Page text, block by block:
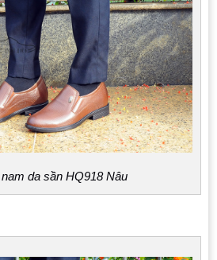
da sần HQ918 Nâu